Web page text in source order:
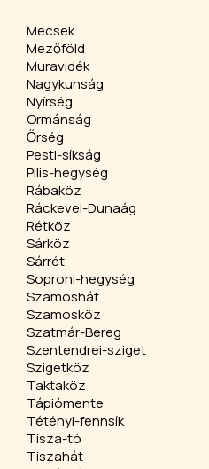
Mecsek
Mezőföld
Muravidék
Nagykunság
Nyírség
Ormánság
Őrség
Pesti-síkság
Pilis-hegység
Rábaköz
Ráckevei-Dunaág
Rétköz
Sárköz
Sárrét
Soproni-hegység
Szamoshát
Szamosköz
Szatmár-Bereg
Szentendrei-sziget
Szigetköz
Taktaköz
Tápiómente
Tétényi-fennsík
Tisza-tó
Tiszahát